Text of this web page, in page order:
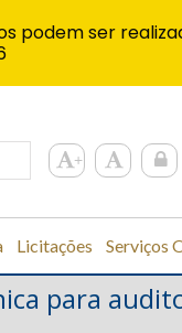
Licitações Serviços
para
ser